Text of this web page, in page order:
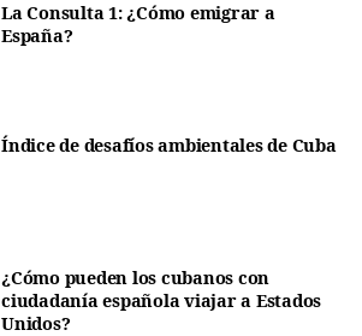
La Consulta 1: ¿Cómo emigrar a
España?
Índice de desafíos ambientales de Cuba
¿Cómo pueden los cubanos con
ciudadanía española viajar a Estados
Unidos?